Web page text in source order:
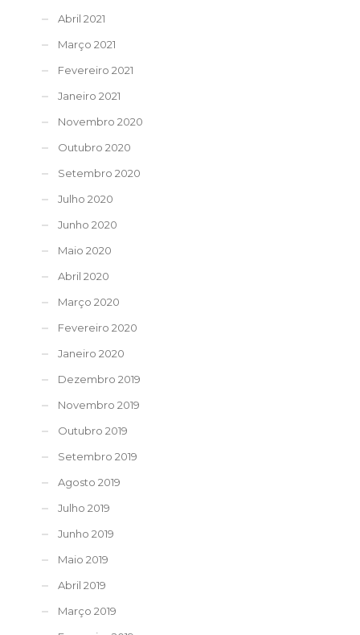
Abril 2021
Março 2021
Fevereiro 2021
Janeiro 2021
Novembro 2020
Outubro 2020
Setembro 2020
Julho 2020
Junho 2020
Maio 2020
Abril 2020
Março 2020
Fevereiro 2020
Janeiro 2020
Dezembro 2019
Novembro 2019
Outubro 2019
Setembro 2019
Agosto 2019
Julho 2019
Junho 2019
Maio 2019
Abril 2019
Março 2019